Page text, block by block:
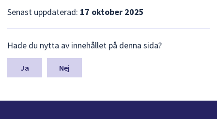
Senast uppdaterad: 17 oktober 2025
ä
m
a
y
Hade du nytta av innehållet på denna sida?
Nej